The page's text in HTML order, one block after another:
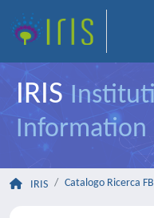
IRIS
Information
IRIS Catalogo Ricerca